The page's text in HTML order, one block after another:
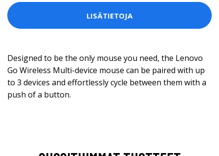
LISÄTIETOJA
Designed to be the only mouse you need, the Lenovo
Go Wireless Multi-device mouse can be paired with up
to 3 devices and effortlessly cycle between them with a
push of a button.